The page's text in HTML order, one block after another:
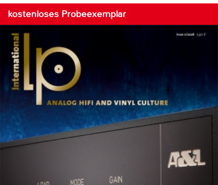
kostenloses Probeexemplar